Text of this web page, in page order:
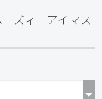
ズィーアイマス